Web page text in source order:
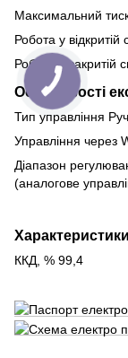
Максимальний
Робота у відкритій
Робота у закритій
Особливості
Тип управління
Управління через
Діапазон
(аналогове
ККД, % 99,4